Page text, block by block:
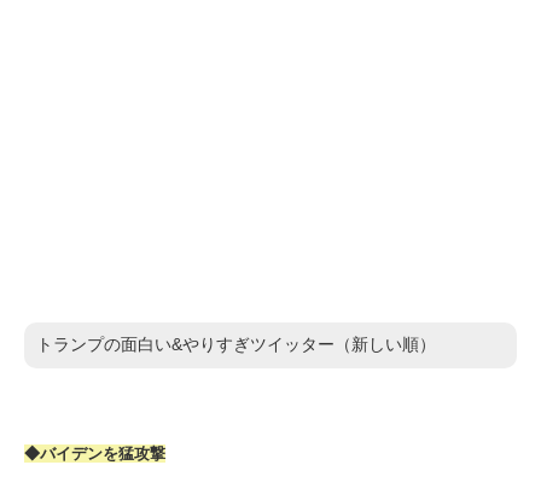
トランプの面白い&やりすぎツイッター（新しい順）
◆バイデンを猛攻撃